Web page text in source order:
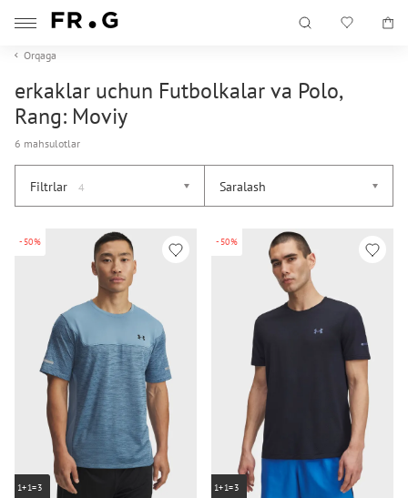
Orqaga
erkaklar uchun Futbolkalar va Polo,
Rang: Moviy
6 mahsulotlar
Filtrlar 4 Saralash
-50%
1+1=3
-50%
1+1=3